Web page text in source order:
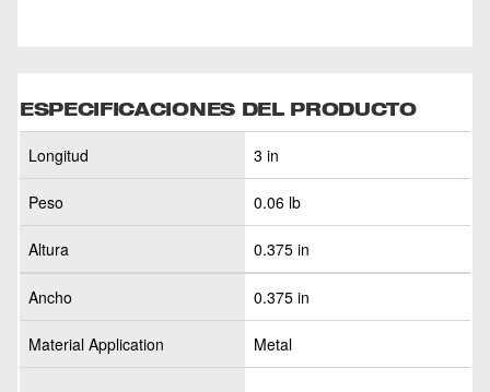
ESPECIFICACIONES DEL PRODUCTO
Longitud 3 in
Peso 0.06 lb
Altura 0.375 in
Ancho 0.375 in
Material Application Metal